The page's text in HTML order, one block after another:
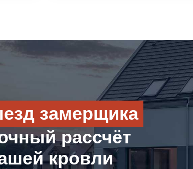
замерщика
рассчёт
кровли